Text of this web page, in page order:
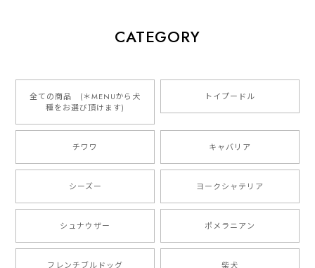
2026/01/16
とっても可愛くて、わんちゃんの名前や電話番号も分か
りやすくて最高です！ ありがとうございました❁⃘*.ﾟ
ご縁がありましたら、またよろしくお願いいたします。
【 自然に囲まれた ダックスフンド 】 キャニスター 保存容器 お家用 プレゼント 犬 ペット うちの子 犬グッズ
【 ボーダーコリー 水彩画風 毛色4色 】 手帳 スマホケース 犬 うちの子 iPhone & Android
CATEGORY
全ての商品 (＊MENUから犬
種をお選び頂けます)
トイプードル
チワワ キャバリア
シーズー ヨークシャテリア
シュナウザー ポメラニアン
フレンチブルドッグ 柴犬